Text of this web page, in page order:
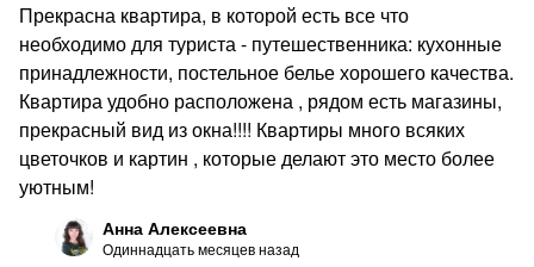
Прекрасна квартира, в которой есть все что
необходимо для туриста - путешественника: кухонные
принадлежности, постельное белье хорошего качества.
Квартира удобно расположена , рядом есть магазины,
прекрасный вид из окна!!!! Квартиры много всяких
цветочков и картин , которые делают это место более
уютным!
Анна Алексеевна
Одиннадцать месяцев назад